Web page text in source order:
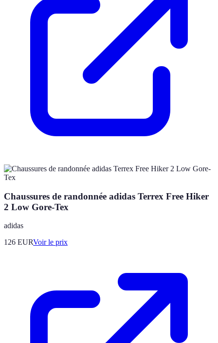
Chaussures de randonnée adidas Terrex Free Hiker
2 Low Gore-Tex
adidas
126 EURVoir le prix